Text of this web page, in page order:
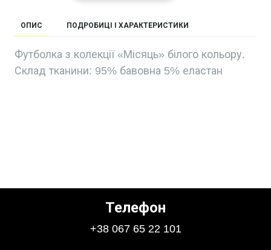
ОПИС ПОДРОБИЦІ І ХАРАКТЕРИСТИКИ
Футболка з колекції «Місяць» білого кольору.
Склад тканини: 95% бавовна 5% еластан
Телефон
+38 067 65 22 101